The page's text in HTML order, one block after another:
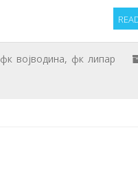
фк војводина, фк липар